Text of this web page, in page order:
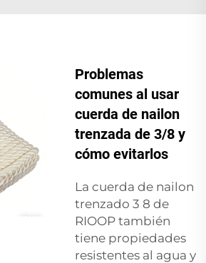
Problemas
comunes al usar
cuerda de nailon
trenzada de 3/8 y
cómo evitarlos
La cuerda de nailon
trenzado 3 8 de
RIOOP también
tiene propiedades
resistentes al agua y